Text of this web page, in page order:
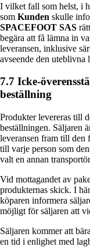
I vilket fall som helst, i
som Kunden skulle
SPACEFOOT SAS
begära att få lämna in
leveransen, inklusive
avseende den uteblivna
7.7 Icke-
beställning
Produkter levereras till
beställningen. Säljaren
leveransen fram till den
till varje person som
valt en annan
Vid mottagandet av
produkternas skick. I
köparen informera
möjligt för säljaren att
Säljaren kommer att
en tid i enlighet med